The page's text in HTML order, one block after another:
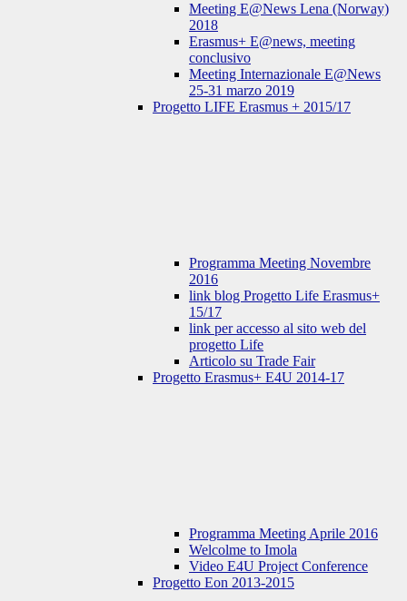
Meeting E@News Lena (Norway)
2018
Erasmus+ E@news, meeting
conclusivo
Meeting Internazionale E@News
25-31 marzo 2019
Progetto LIFE Erasmus + 2015/17
Programma Meeting Novembre
2016
link blog Progetto Life Erasmus+
15/17
link per accesso al sito web del
progetto Life
Articolo su Trade Fair
Progetto Erasmus+ E4U 2014-17
Programma Meeting Aprile 2016
Welcolme to Imola
Video E4U Project Conference
Progetto Eon 2013-2015